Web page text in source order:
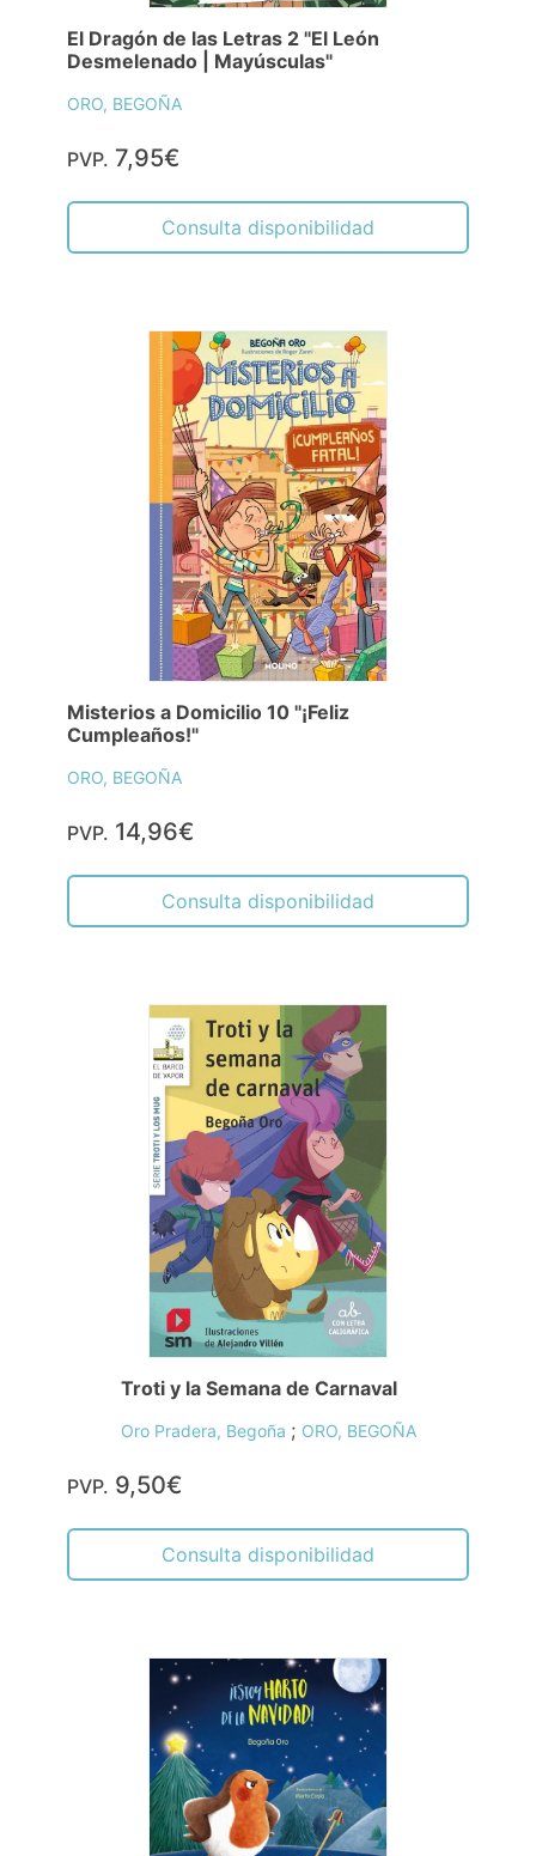
El Dragón de las Letras 2 "El León
Desmelenado | Mayúsculas"
ORO, BEGOÑA
PVP. 7,95€
Consulta disponibilidad
Misterios a Domicilio 10 "¡Feliz
Cumpleaños!"
ORO, BEGOÑA
PVP. 14,96€
Consulta disponibilidad
Troti y la Semana de Carnaval
Oro Pradera, Begoña ; ORO, BEGOÑA
PVP. 9,50€
Consulta disponibilidad